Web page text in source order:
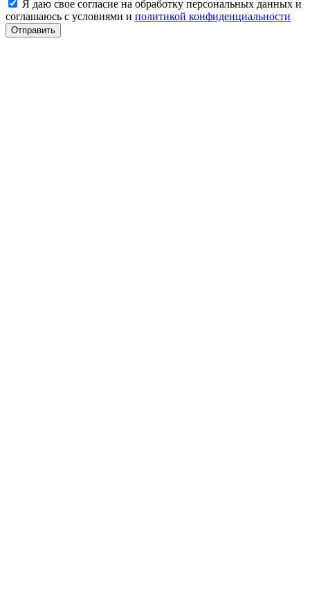
Я даю свое согласие на обработку персональных данных и
соглашаюсь с условиями и политикой конфиденциальности
Отправить